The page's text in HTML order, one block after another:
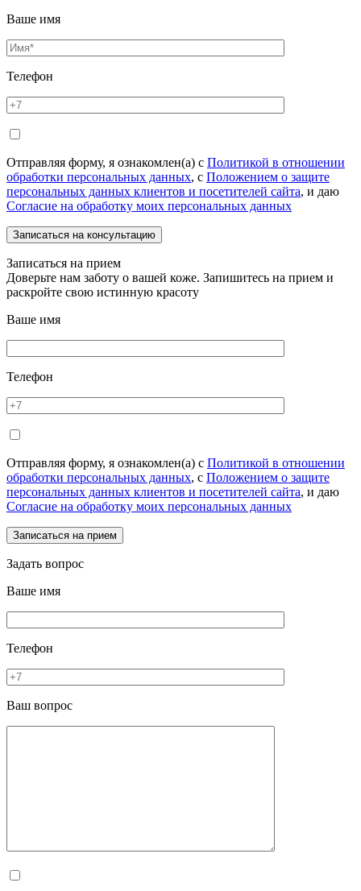
Ваше имя
Телефон
Отправляя форму, я ознакомлен(а) с Политикой в отношении
обработки персональных данных, с Положением о защите
персональных данных клиентов и посетителей сайта, и даю
Согласие на обработку моих персональных данных
Записаться на прием
Доверьте нам заботу о вашей коже. Запишитесь на прием и
раскройте свою истинную красоту
Ваше имя
Телефон
Отправляя форму, я ознакомлен(а) с Политикой в отношении
обработки персональных данных, с Положением о защите
персональных данных клиентов и посетителей сайта, и даю
Согласие на обработку моих персональных данных
Задать вопрос
Ваше имя
Телефон
Ваш вопрос